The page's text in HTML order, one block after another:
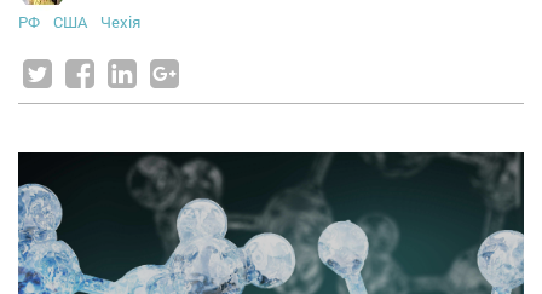
РФ
США Чехія